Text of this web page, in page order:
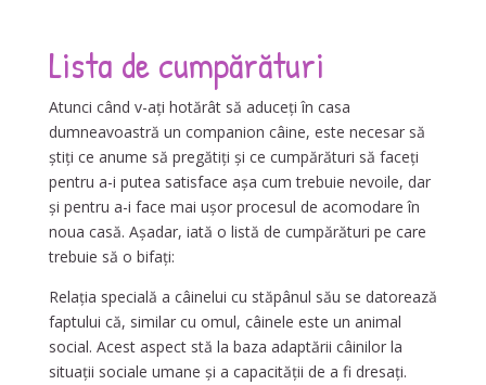
Lista de cumpărături
Atunci când v-ați hotărât să aduceți în casa
dumneavoastră un companion câine, este necesar să
știți ce anume să pregătiți și ce cumpărături să faceți
pentru a-i putea satisface așa cum trebuie nevoile, dar
și pentru a-i face mai ușor procesul de acomodare în
noua casă. Așadar, iată o listă de cumpărături pe care
trebuie să o bifați:
Relația specială a câinelui cu stăpânul său se datorează
faptului că, similar cu omul, câinele este un animal
social. Acest aspect stă la baza adaptării câinilor la
situații sociale umane și a capacității de a fi dresați.